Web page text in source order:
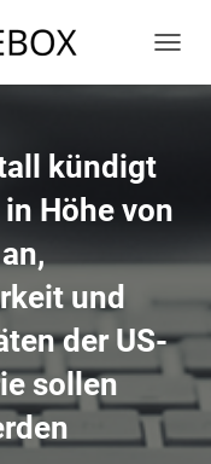
A
I
N
S
A
T
kündigt
Höhe von
und
der US-
sollen